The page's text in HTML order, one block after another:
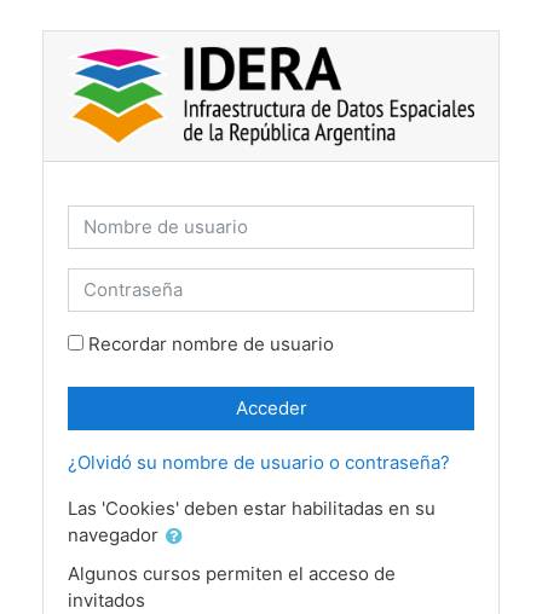
Nombre de usuario
Contraseña
Recordar nombre de usuario
Acceder
¿Olvidó su nombre de usuario o contraseña?
Las 'Cookies' deben estar habilitadas en su
navegador
Algunos cursos permiten el acceso de
invitados